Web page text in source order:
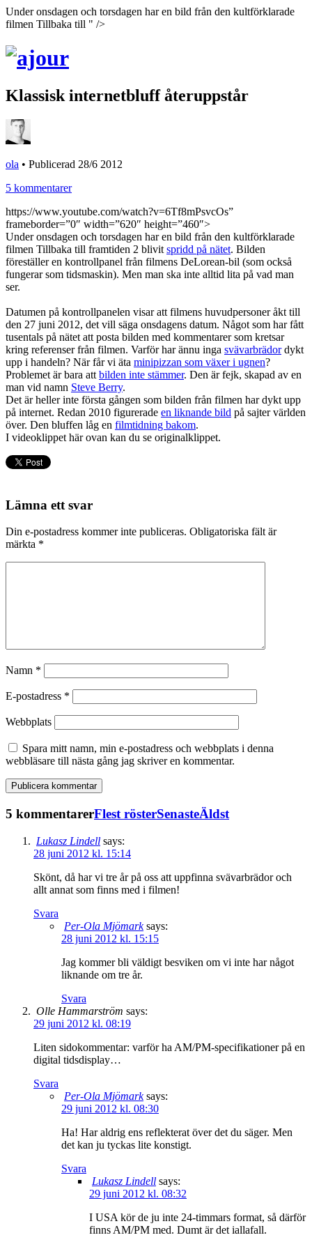
Under onsdagen och torsdagen har en bild från den kultförklarade
filmen Tillbaka till " />
Klassisk internetbluff återuppstår
ola • Publicerad 28/6 2012
5 kommentarer
https://www.youtube.com/watch?v=6Tf8mPsvcOs”
frameborder=”0″ width=”620″ height=”460″>
Under onsdagen och torsdagen har en bild från den kultförklarade
filmen Tillbaka till framtiden 2 blivit spridd på nätet. Bilden
föreställer en kontrollpanel från filmens DeLorean-bil (som också
fungerar som tidsmaskin). Men man ska inte alltid lita på vad man
ser.
Datumen på kontrollpanelen visar att filmens huvudpersoner åkt till
den 27 juni 2012, det vill säga onsdagens datum. Något som har fått
tusentals på nätet att posta bilden med kommentarer som kretsar
kring referenser från filmen. Varför har ännu inga svävarbrädordykt
upp i handeln? När får vi äta minipizzan som växer i ugnen?
Problemet är bara att bilden inte stämmer. Den är fejk, skapad av en
man vid namn Steve Berry.
Det är heller inte första gången som bilden från filmen har dykt upp
på internet. Redan 2010 figurerade en liknande bild på sajter världen
över. Den bluffen låg en filmtidning bakom.
I videoklippet här ovan kan du se originalklippet.
Lämna ett svar
Din e-postadress kommer inte publiceras. Obligatoriska fält är
märkta *
Namn *
E-postadress *
Webbplats
Spara mitt namn, min e-postadress och webbplats i denna
webbläsare till nästa gång jag skriver en kommentar.
5 kommentarerFlest rösterSenasteÄldst
Lukasz Lindell says:
28 juni 2012 kl. 15:14
Skönt, då har vi tre år på oss att uppfinna svävarbrädor och
allt annat som finns med i filmen!
Svara
Per-Ola Mjömark says:
28 juni 2012 kl. 15:15
Jag kommer bli väldigt besviken om vi inte har något
liknande om tre år.
Svara
Olle Hammarström says:
29 juni 2012 kl. 08:19
Liten sidokommentar: varför ha AM/PM-specifikationer på en
digital tidsdisplay…
Svara
Per-Ola Mjömark says:
29 juni 2012 kl. 08:30
Ha! Har aldrig ens reflekterat över det du säger. Men
det kan ju tyckas lite konstigt.
Svara
Lukasz Lindell says:
29 juni 2012 kl. 08:32
I USA kör de ju inte 24-timmars format, så därför
finns AM/PM med. Dumt är det iallafall.